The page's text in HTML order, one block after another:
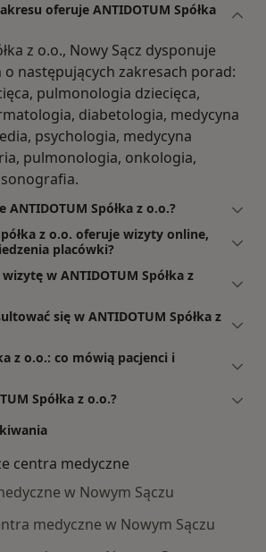
oferuje ANTIDOTUM Spółka
z o.o., Nowy Sącz dysponuje
o następujących zakresach porad:
pulmonologia dziecięca,
diabetologia, medycyna
psychologia, medycyna
pulmonologia, onkologia,
ANTIDOTUM Spółka z o.o.?
z o.o. oferuje wizyty online,
placówki?
w ANTIDOTUM Spółka z
się w ANTIDOTUM Spółka z
z o.o.: co mówią pacjenci i
Spółka z o.o.?
centra medyczne
w Nowym Sączu
medyczne w Nowym Sączu